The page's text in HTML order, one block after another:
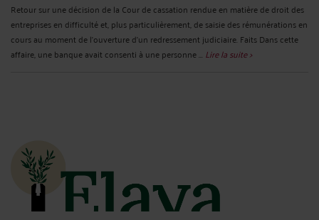
Retour sur une décision de la Cour de cassation rendue en matière de droit des
entreprises en difficulté et, plus particulièrement, de saisie des rémunérations en
cours au moment de l’ouverture d’un redressement judiciaire. Faits Dans cette
affaire, une banque avait consenti à une personne ... Lire la suite >